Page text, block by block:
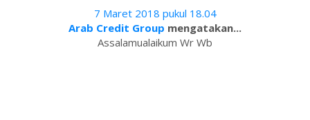
7 Maret 2018 pukul 18.04
Arab Credit Group mengatakan...
Assalamualaikum Wr Wb